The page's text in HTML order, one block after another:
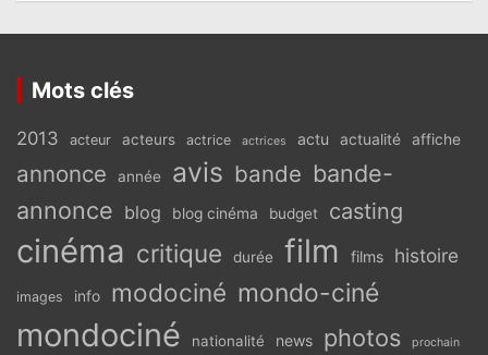
Mots clés
2013 acteur acteurs actrice actrices actu actualité affiche
annonce année avis bande bande-
annonce blog blog cinéma budget casting
cinéma critique durée film films histoire
images info modociné mondo-ciné
mondociné nationalité news photos prochain